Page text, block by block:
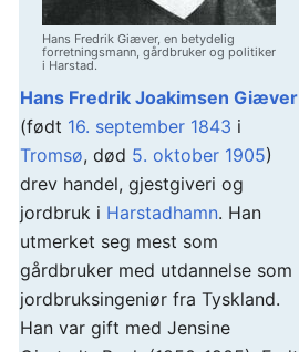
Hans Fredrik Giæver, en betydelig
forretningsmann, gårdbruker og politiker
i Harstad.
Hans Fredrik Joakimsen Giæver
(født 16. september 1843 i
Tromsø, død 5. oktober 1905)
drev handel, gjestgiveri og
jordbruk i Harstadhamn. Han
utmerket seg mest som
gårdbruker med utdannelse som
jordbruksingeniør fra Tyskland.
Han var gift med Jensine